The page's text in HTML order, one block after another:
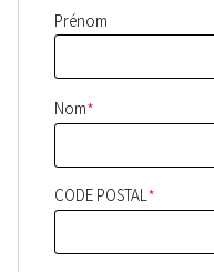
Prénom
Nom*
CODE POSTAL*